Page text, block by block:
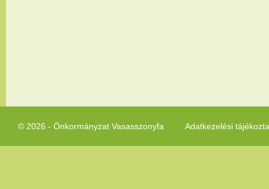
© 2026 - Önkormányzat Vasasszonyfa Adatkezelési